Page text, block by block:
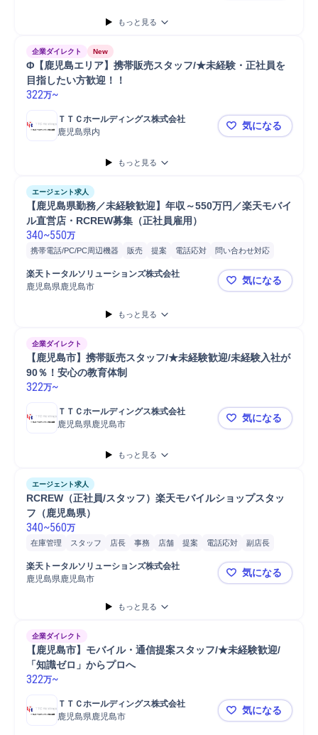
もっと見る
企業ダイレクト New
Φ【鹿児島エリア】携帯販売スタッフ/★未経験・正社員を
目指したい方歓迎！！
322万~
ＴＴＣホールディングス株式会社
鹿児島県内
Φ【鹿児島
気になる
もっと見る
エージェント求人
【鹿児島県勤務／未経験歓迎】年収～550万円／楽天モバイ
340~550万
携帯電話/PC/PC周辺機器 販売 提案 電話応対
問い合わせ対応
店長
スタッフ
楽天トータルソリューションズ株式会社
鹿児島県鹿児島市
【鹿児島県
気になる
もっと見る
企業ダイレクト
【鹿児島市】携帯販売スタッフ/★未経験歓迎/未経験入社が
90％！安心の教育体制
322万~
ＴＴＣホールディングス株式会社
鹿児島県鹿児島市
【鹿児島市
気になる
もっと見る
エージェント求人
RCREW（正社員/スタッフ）楽天モバイルショップスタッ
フ（鹿児島県）
340~560万
在庫管理 スタッフ 店長 事務 店舗 提案 電話応対
副店長
問い合わせ対応
楽天トータルソリューションズ株式会社
鹿児島県鹿児島市
RCREW（
気になる
もっと見る
企業ダイレクト
【鹿児島市】モバイル・通信提案スタッフ/★未経験歓迎/
「知識ゼロ」からプロへ
322万~
ＴＴＣホールディングス株式会社
鹿児島県鹿児島市
【鹿児島市
気になる